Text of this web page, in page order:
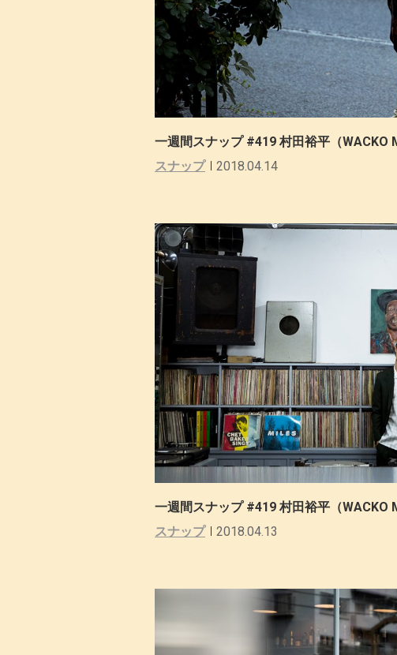
一週間スナップ #419 村田裕平（WACKO
スナップ
2018.04.14
一週間スナップ #419 村田裕平（WACKO
スナップ
2018.04.13